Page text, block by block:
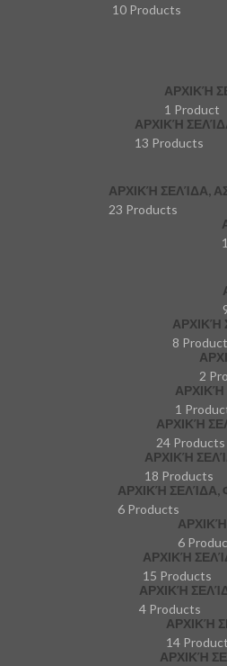
10 Products
ΑΡΧΙΚΉ
1 Product
ΑΡΧΙΚΉ
13 Products
ΑΡΧΙΚΉ ΣΕΛΊΔΑ,
23 Products
ΑΡΧΙΚΉ
8
2
ΑΡΧΙΚΉ
1
ΑΡΧΙΚΉ
24 Products
ΑΡΧΙΚΉ
18 Products
ΑΡΧΙΚΉ ΣΕΛΊΔΑ,
6 Products
6
ΑΡΧΙΚΉ
15 Products
ΑΡΧΙΚΉ
4 Products
ΑΡΧΙΚΉ
14
ΑΡΧΙΚΉ